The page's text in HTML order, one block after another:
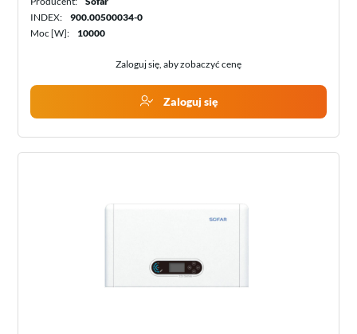
INDEX:
900.00500034-0
Moc [W]:
10000
Zaloguj się, aby zobaczyć cenę
Zaloguj się